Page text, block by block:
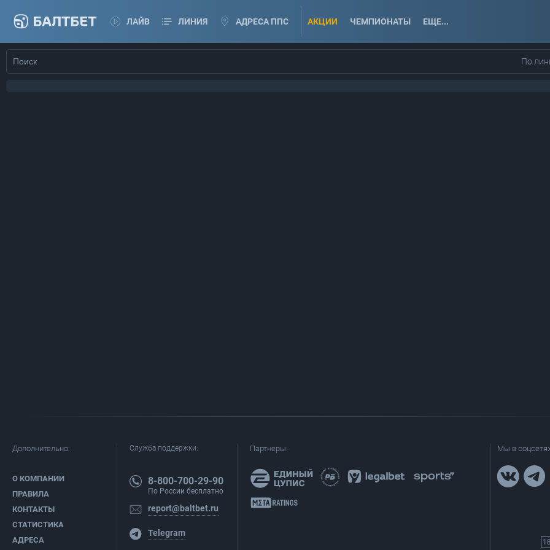
ЛАЙВ ЛИНИЯ АДРЕСА ППС АКЦИИ ЧЕМПИОНАТЫ ЕЩЕ...
По
Дополнительно:
О КОМПАНИИ
ПРАВИЛА
КОНТАКТЫ
СТАТИСТИКА
АДРЕСА
Служба поддержки:
8-800-700-29-90
По России бесплатно
report@baltbet.ru
Telegram
Партнеры: Мы в